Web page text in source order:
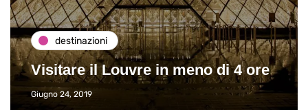
destinazioni
Visitare il Louvre in meno di 4 ore
Giugno 24, 2019